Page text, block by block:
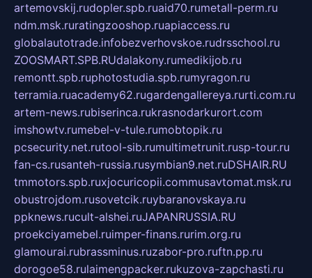
artemovskij.rudopler.spb.ruaid70.rumetall-perm.ru
ndm.msk.ruratingzooshop.ruapiaccess.ru
globalautotrade.infobezverhovskoe.rudrsschool.ru
ZOOSMART.SPB.RUdalakony.rumedikijob.ru
remontt.spb.ruphotostudia.spb.rumyragon.ru
terramia.ruacademy62.rugardengallereya.rurti.com.ru
artem-news.rubiserinca.rukrasnodarkurort.com
imshowtv.rumebel-v-tule.rumobtopik.ru
pcsecurity.net.rutool-sib.rumultimetrunit.rusp-tour.ru
fan-cs.rusanteh-russia.rusymbian9.net.ruDSHAIR.RU
tmmotors.spb.ruxjocuricopii.commusavtomat.msk.ru
obustrojdom.rusovetcik.ruybaranovskaya.ru
ppknews.rucult-alshei.ruJAPANRUSSIA.RU
proekciyamebel.ruimper-finans.rurim.org.ru
glamourai.rubrassminus.ruzabor-pro.ruftn.pp.ru
dorogoe58.rulaimengpacker.rukuzova-zapchasti.ru